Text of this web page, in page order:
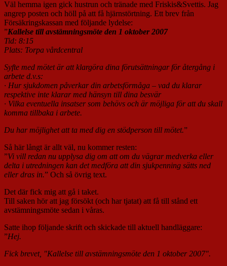
Väl hemma igen gick hustrun och tränade med Friskis&Svettis. Jag
angrep posten och höll på att få hjärnstörtning. Ett brev från
Försäkringskassan med följande lydelse:
”Kallelse till avstämningsmöte den 1 oktober 2007
Tid: 8:15
Plats: Torpa vårdcentral
Syfte med mötet är att klargöra dina förutsättningar för återgång i
arbete d.v.s:
· Hur sjukdomen påverkar din arbetsförmåga – vad du klarar
respektive inte klarar med hänsyn till dina besvär
· Vilka eventuella insatser som behövs och är möjliga för att du skall
komma tillbaka i arbete.
Du har möjlighet att ta med dig en stödperson till mötet.”
Så här långt är allt väl, nu kommer resten:
”Vi vill redan nu upplysa dig om att om du vägrar medverka eller
delta i utredningen kan det medföra att din sjukpenning sätts ned
eller dras in.” Och så övrig text.
Det där fick mig att gå i taket.
Till saken hör att jag försökt (och har tjatat) att få till stånd ett
avstämningsmöte sedan i våras.
Satte ihop följande skrift och skickade till aktuell handläggare:
”Hej.
Fick brevet, "Kallelse till avstämningsmöte den 1 oktober 2007".